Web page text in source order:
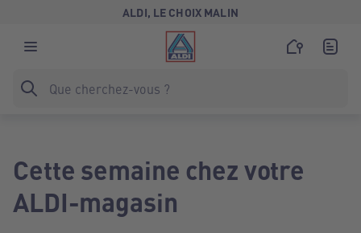
ALDI, LE CHOIX MALIN
Cette semaine chez votre
ALDI-magasin